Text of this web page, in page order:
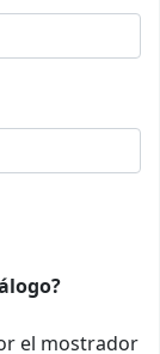
el mostrador